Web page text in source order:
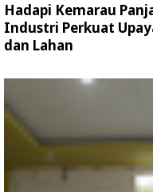
Hadapi Kemarau
Industri Perkuat
dan Lahan